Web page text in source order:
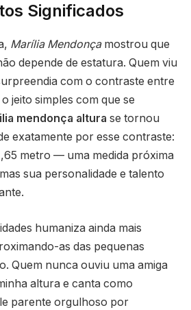
Significados
Marília Mendonçamostrou que
depende de estatura. Quem viu
com o contraste entre
jeito simples com que se
mendonça altura se tornou
exatamente por esse contraste:
metro — uma medida próxima
sua personalidade e talento
humaniza ainda mais
as das pequenas
Quem nunca ouviu uma amiga
altura e canta como
parente orgulhoso por